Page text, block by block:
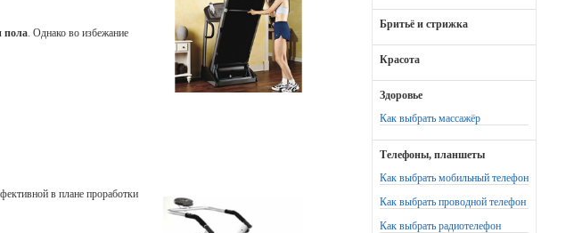
пола. Однако во избежание
в плане проработки
Бритьё и стрижка
Красота
Здоровье
Как выбрать массажёр
Телефоны, планшеты
Как выбрать мобильный телефон
Как выбрать проводной телефон
Как выбрать радиотелефон